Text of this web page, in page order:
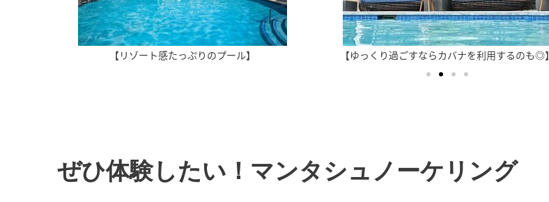
【リゾート感たっぷりのプール】 【ゆっくり過ごすならカバナを利用するのも◎】
ぜひ体験したい！マンタシュノーケリング